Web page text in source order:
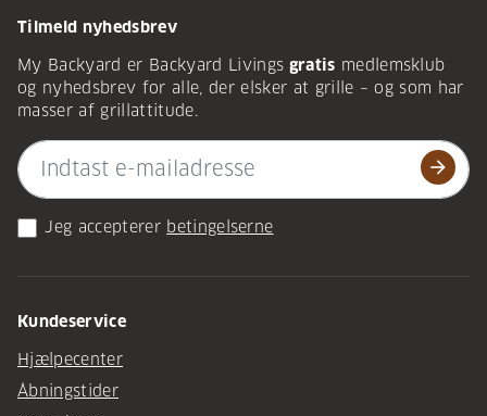
Tilmeld nyhedsbrev
My Backyard er Backyard Livings gratis medlemsklub
og nyhedsbrev for alle, der elsker at grille – og som har
masser af grillattitude.
arrow_forward
Jeg accepterer betingelserne
Kundeservice
Hjælpecenter
Åbningstider